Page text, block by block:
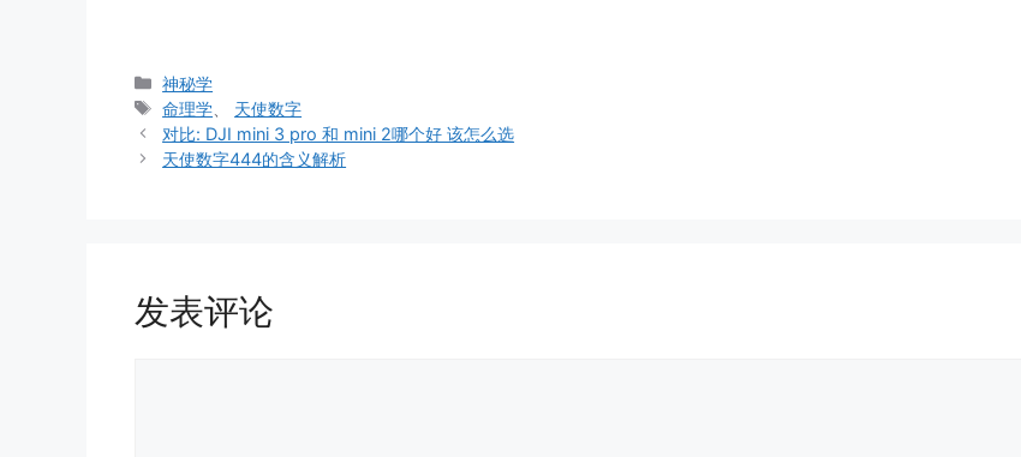
分
类
神秘学
标
签
命理学
天使数字
对比: DJI mini 3 pro 和 mini 2哪个好 该怎么选
天使数字444的含义解析
发表评论